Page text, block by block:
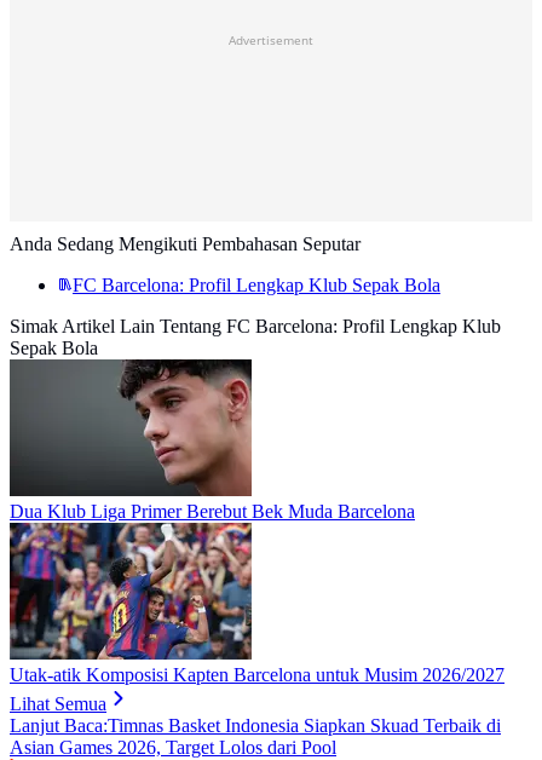
Advertisement
Anda Sedang Mengikuti Pembahasan Seputar
FC Barcelona: Profil Lengkap Klub Sepak Bola
Simak Artikel Lain Tentang FC Barcelona: Profil Lengkap Klub
Sepak Bola
Dua Klub Liga Primer Berebut Bek Muda Barcelona
Utak-atik Komposisi Kapten Barcelona untuk Musim 2026/2027
Lihat Semua
Lanjut Baca:Timnas Basket Indonesia Siapkan Skuad Terbaik di
Asian Games 2026, Target Lolos dari Pool